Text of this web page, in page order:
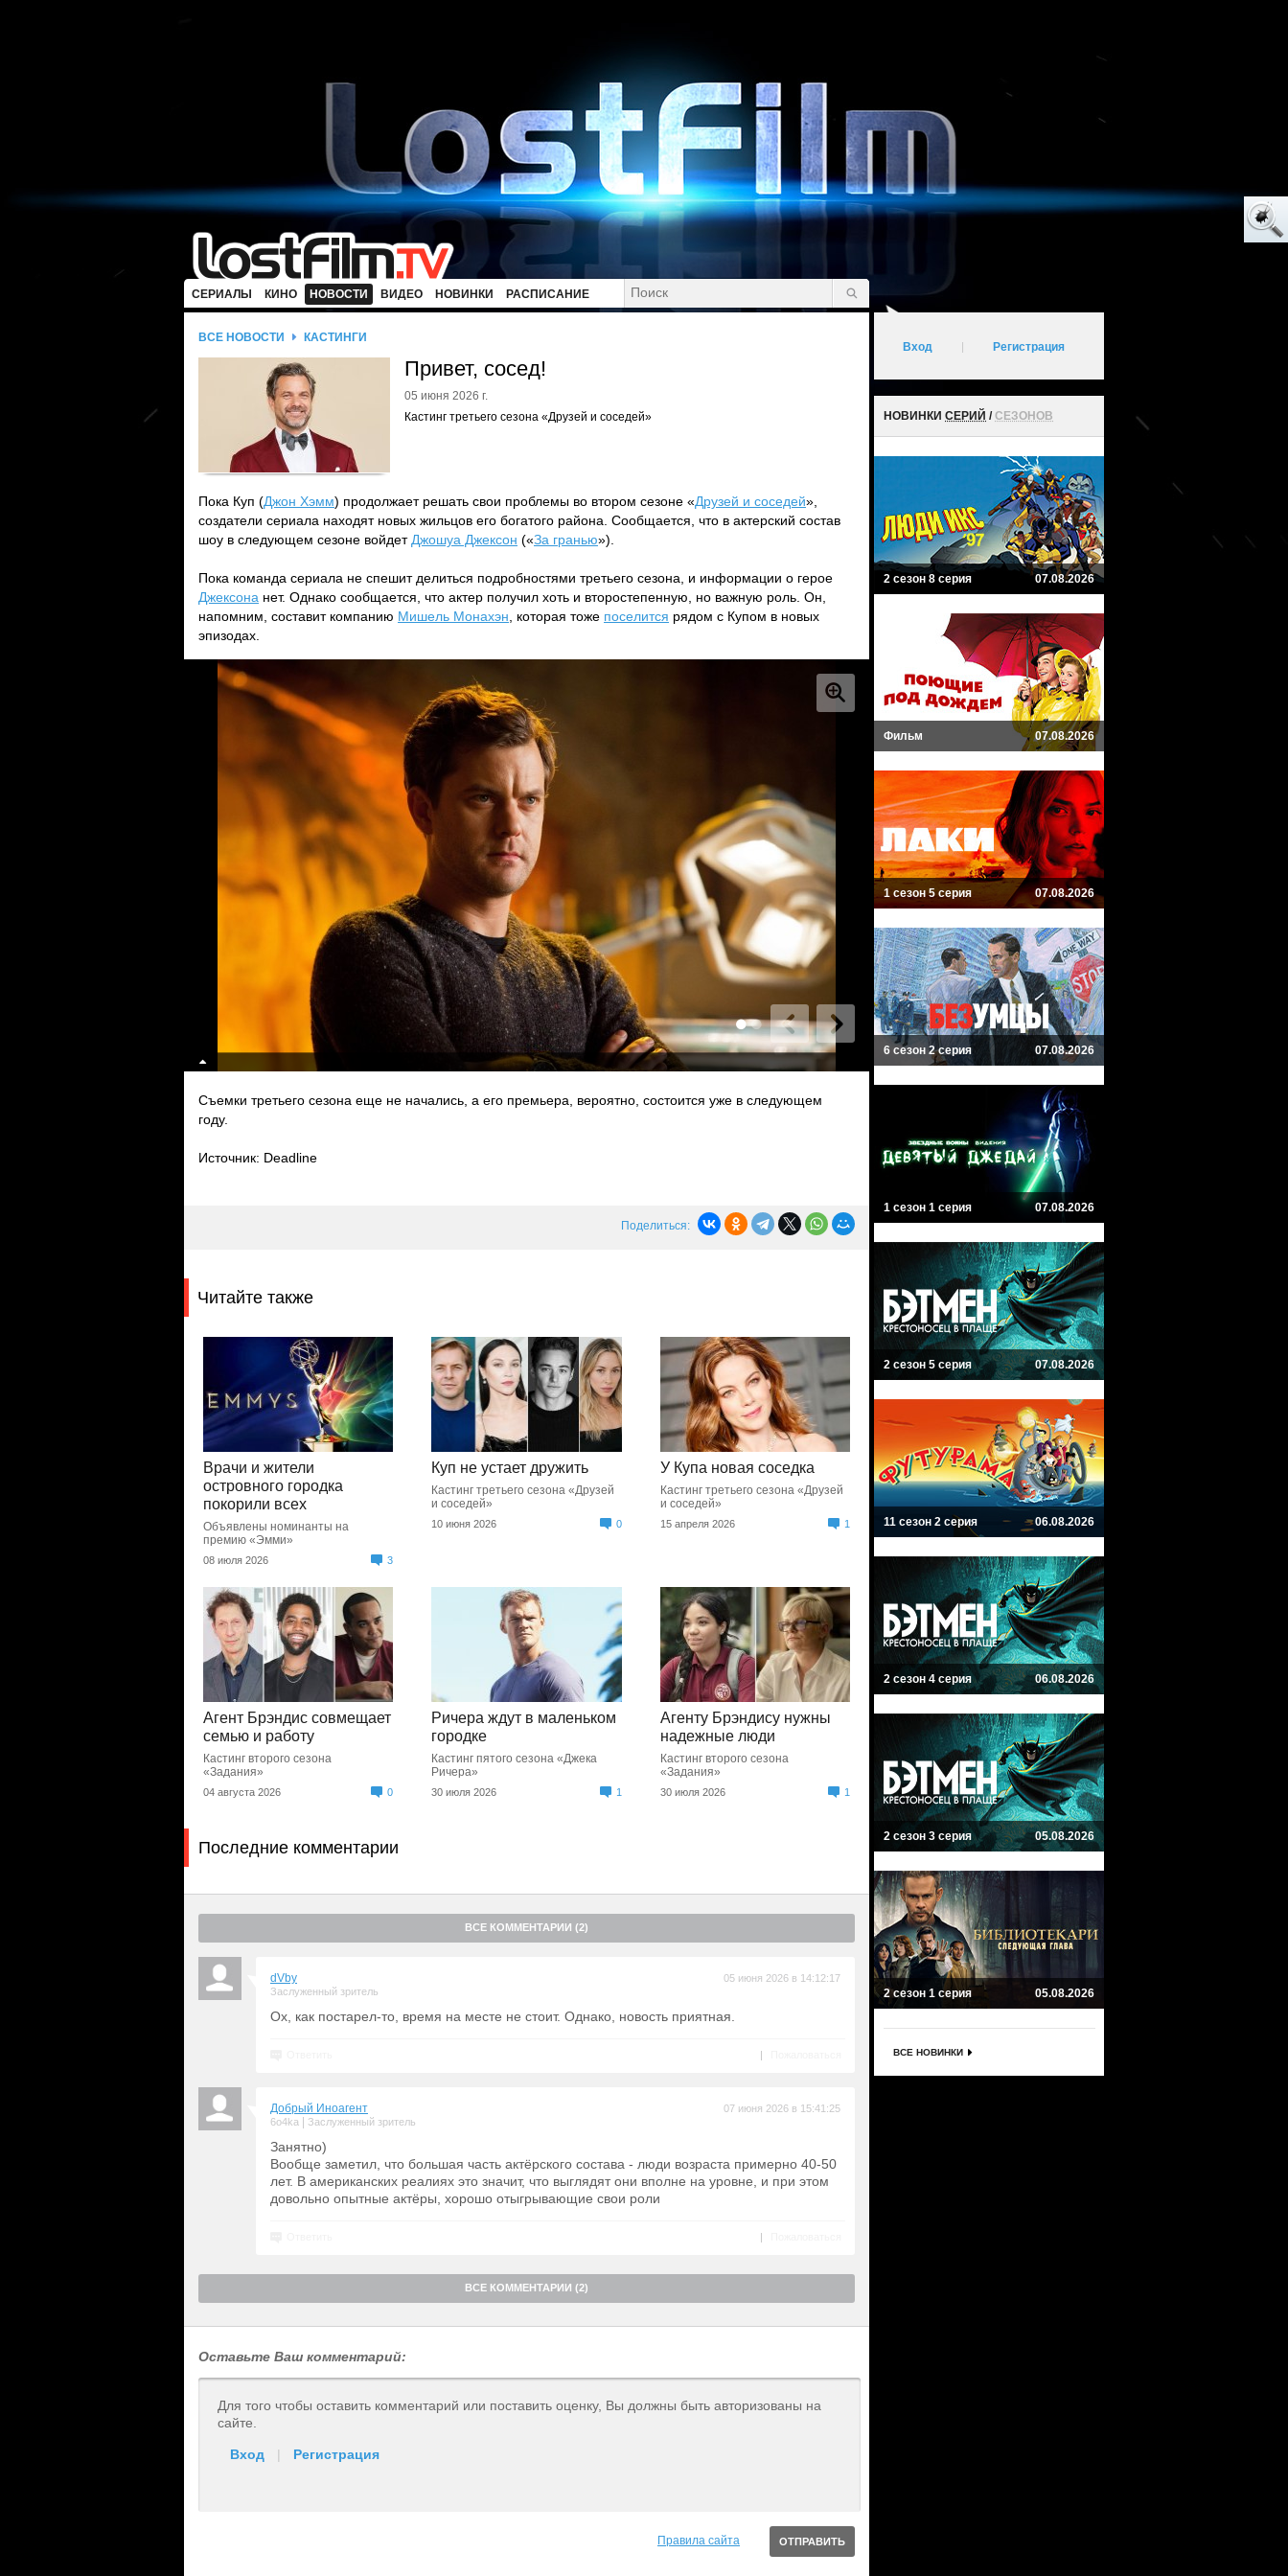
СЕРИАЛЫ КИНО НОВОСТИ ВИДЕО НОВИНКИ РАСПИСАНИЕ
ВСЕ НОВОСТИ КАСТИНГИ
Привет, сосед!
05 июня 2026 г.
Кастинг третьего сезона «Друзей и соседей»
Пока Куп (Джон Хэмм) продолжает решать свои проблемы во втором сезоне «Друзей и соседей»,
создатели сериала находят новых жильцов его богатого района. Сообщается, что в актерский состав
шоу в следующем сезоне войдет Джошуа Джексон («За гранью»).
Пока команда сериала не спешит делиться подробностями третьего сезона, и информации о герое
Джексона нет. Однако сообщается, что актер получил хоть и второстепенную, но важную роль. Он,
напомним, составит компанию Мишель Монахэн , которая тоже поселится рядом с Купом в новых
эпизодах.
Съемки третьего сезона еще не начались, а его премьера, вероятно, состоится уже в следующем
году.
Источник: Deadline
Поделиться:
Читайте также
Врачи и жители
островного городка
покорили всех
Объявлены номинанты на
премию «Эмми»
08 июля 2026 3
Куп не устает дружить
Кастинг третьего сезона «Друзей
и соседей»
10 июня 2026 0
У Купа новая соседка
Кастинг третьего сезона «Друзей
и соседей»
15 апреля 2026 1
Агент Брэндис совмещает
семью и работу
Кастинг второго сезона
«Задания»
04 августа 2026 0
Ричера ждут в маленьком
городке
Кастинг пятого сезона «Джека
Ричера»
30 июля 2026 1
Агенту Брэндису нужны
надежные люди
Кастинг второго сезона
«Задания»
30 июля 2026 1
Последние комментарии
ВСЕ КОММЕНТАРИИ (2)
dVby
Заслуженный зритель
05 июня 2026 в 14:12:17
Ох, как постарел-то, время на месте не стоит. Однако, новость приятная.
|
Добрый Иноагент
6o4ka Заслуженный зритель
07 июня 2026 в 15:41:25
Занятно)
Вообще заметил, что большая часть актёрского состава - люди возраста примерно 40-50
лет. В американских реалиях это значит, что выглядят они вполне на уровне, и при этом
довольно опытные актёры, хорошо отыгрывающие свои роли
|
ВСЕ КОММЕНТАРИИ (2)
Оставьте Ваш комментарий:
Для того чтобы оставить комментарий или поставить оценку, Вы должны быть авторизованы на
сайте.
Вход | Регистрация
Правила сайта
Вход Регистрация
НОВИНКИ СЕРИЙ /СЕЗОНОВ
2 сезон 8 серия 07.08.2026
Фильм 07.08.2026
1 сезон 5 серия 07.08.2026
6 сезон 2 серия 07.08.2026
1 сезон 1 серия 07.08.2026
2 сезон 5 серия 07.08.2026
11 сезон 2 серия 06.08.2026
2 сезон 4 серия 06.08.2026
2 сезон 3 серия 05.08.2026
2 сезон 1 серия 05.08.2026
ВСЕ НОВИНКИ